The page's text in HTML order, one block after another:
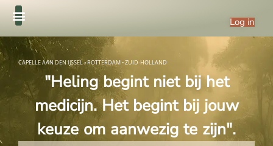
Log in
CAPELLE AAN DEN IJSSEL • ROTTERDAM • ZUID-HOLLAND
"Heling begint niet bij het
medicijn. Het begint bij jouw
keuze om aanwezig te zijn".